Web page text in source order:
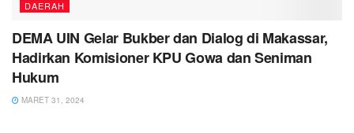
DAERAH
DEMA UIN Gelar Bukber dan Dialog di Makassar,
Hadirkan Komisioner KPU Gowa dan Seniman
Hukum
MARET 31, 2024